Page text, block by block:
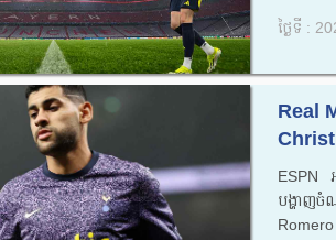
ថ្ងៃទី :
Real
ESPN
បង្ហាញ